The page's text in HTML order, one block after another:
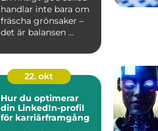
handlar inte bara om
fräscha grönsaker –
det är balansen ...
22. okt
Hur du optimerar
din LinkedIn-profil
för karriärframgång